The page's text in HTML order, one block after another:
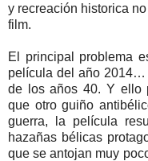
y recreación historica
film.
El principal problema
película del año 2014…
de los años 40. Y ello
que otro guiño
guerra, la película
hazañas bélicas
que se antojan muy